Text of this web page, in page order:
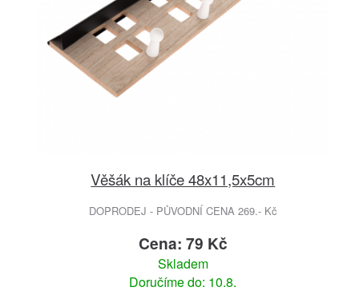
Věšák na klíče 48x11,5x5cm
DOPRODEJ - PŮVODNÍ CENA 269.- Kč
Cena: 79 Kč
Skladem
Doručíme do: 10.8.